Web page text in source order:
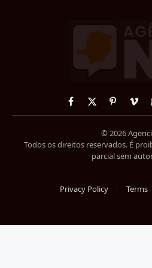
Facebook
X
(Twitter)
Pinterest
© 2026
Todos os direitos reservados. É
parcial sem
Privacy Policy Terms